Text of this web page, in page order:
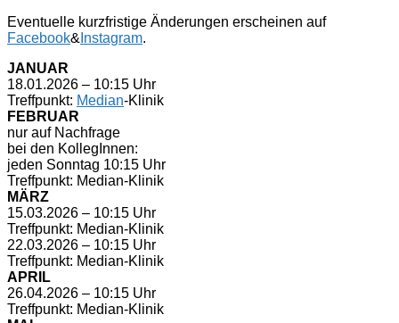
Eventuelle kurzfristige Änderungen erscheinen auf
Facebook& Instagram.
JANUAR
18.01.2026 – 10:15 Uhr
Treffpunkt: Median-Klinik
FEBRUAR
nur auf Nachfrage
bei den KollegInnen:
jeden Sonntag 10:15 Uhr
Treffpunkt: Median-Klinik
MÄRZ
15.03.2026 – 10:15 Uhr
Treffpunkt: Median-Klinik
22.03.2026 – 10:15 Uhr
Treffpunkt: Median-Klinik
APRIL
26.04.2026 – 10:15 Uhr
Treffpunkt: Median-Klinik